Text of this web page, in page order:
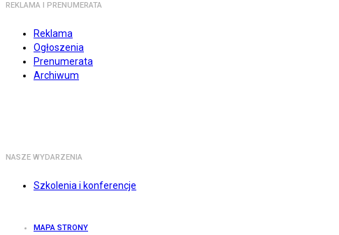
REKLAMA I PRENUMERATA
Reklama
Ogłoszenia
Prenumerata
Archiwum
NASZE WYDARZENIA
Szkolenia i konferencje
MAPA STRONY